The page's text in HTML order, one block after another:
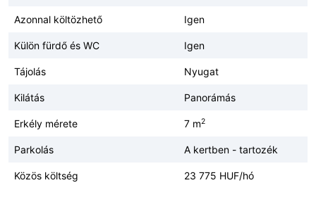
Azonnal költözhető Igen
Külön fürdő és WC Igen
Tájolás Nyugat
Kilátás Panorámás
Erkély mérete 7 m2
Parkolás A kertben - tartozék
Közös költség 23 775 HUF/hó